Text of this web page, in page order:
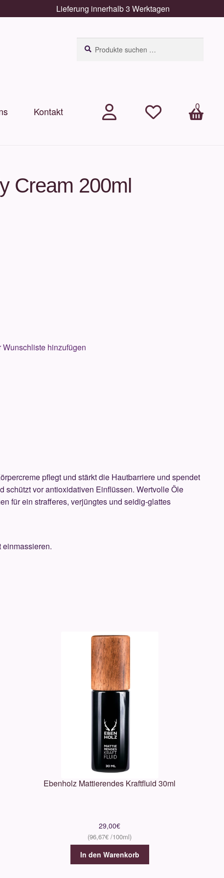
Lieferung innerhalb 3 Werktagen
nach:
Kontakt
0
Arti
Cream 200ml
Wunschliste hinzufügen
pflegt und stärkt die Hautbarriere und spendet
schützt vor antioxidativen Einflüssen. Wertvolle Öle
für ein strafferes, verjüngtes und seidig-glattes
einmassieren.
Ebenholz Mattierendes Kraftfluid 30ml
29,00€
96,67€
In den Warenkorb